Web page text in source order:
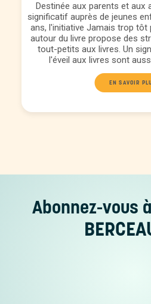
Destinée aux parents et aux
significatif auprès de jeunes
ans, l'initiative Jamais trop tôt
autour du livre propose des
tout-petits aux livres. Un
l'éveil aux livres sont
EN SAVOIR
Abonnez-vous